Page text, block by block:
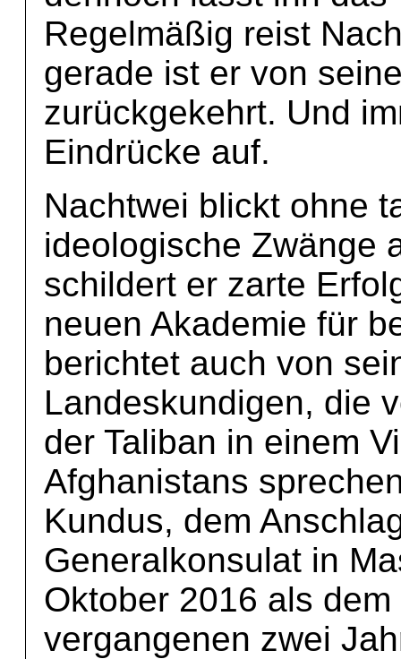
Regelmäßig reist
gerade ist er von
zurückgekehrt. Und
Eindrücke auf.
Nachtwei blickt ohne
ideologische Zwänge
schildert er zarte
neuen Akademie für
berichtet auch von
Landeskundigen, die
der Taliban in einem
Afghanistans
Kundus, dem
Generalkonsulat in
Oktober 2016 als
vergangenen zwei